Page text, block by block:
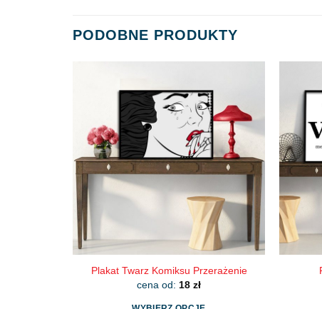
PODOBNE PRODUKTY
Plakat Twarz Komiksu Przerażenie
cena od: 18 zł